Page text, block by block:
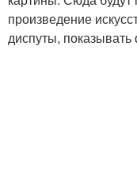
произведение
диспуты,